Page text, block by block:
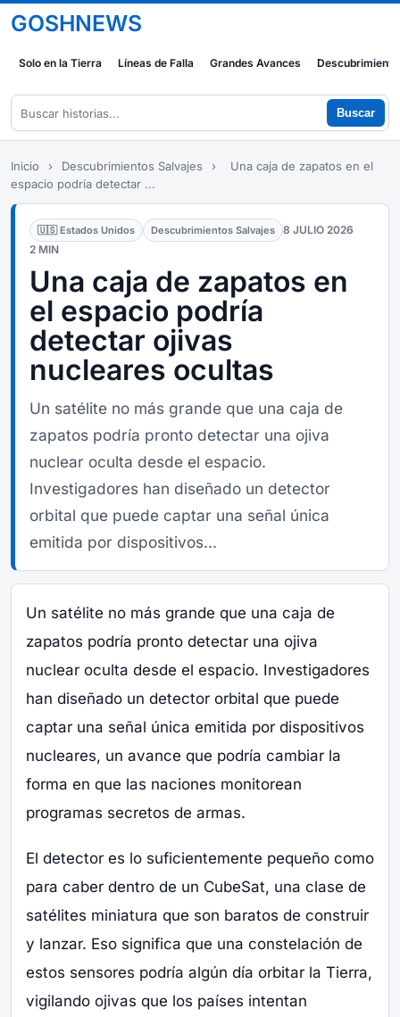
GOSHNEWS
Solo en la Tierra Líneas de Falla Grandes Avances
Buscar
Inicio › Descubrimientos Salvajes ›
Una caja de zapatos en el
espacio podría detectar ...
🇺🇸 Estados Unidos Descubrimientos Salvajes
8 JULIO 2026
2 MIN
Una caja de zapatos en
el espacio podría
detectar ojivas
nucleares ocultas
Un satélite no más grande que una caja de
zapatos podría pronto detectar una ojiva
nuclear oculta desde el espacio.
Investigadores han diseñado un detector
orbital que puede captar una señal única
emitida por dispositivos...
Un satélite no más grande que una caja de
zapatos podría pronto detectar una ojiva
nuclear oculta desde el espacio. Investigadores
han diseñado un detector orbital que puede
captar una señal única emitida por dispositivos
nucleares, un avance que podría cambiar la
forma en que las naciones monitorean
programas secretos de armas.
El detector es lo suficientemente pequeño como
para caber dentro de un CubeSat, una clase de
satélites miniatura que son baratos de construir
y lanzar. Eso significa que una constelación de
estos sensores podría algún día orbitar la Tierra,
vigilando ojivas que los países intentan